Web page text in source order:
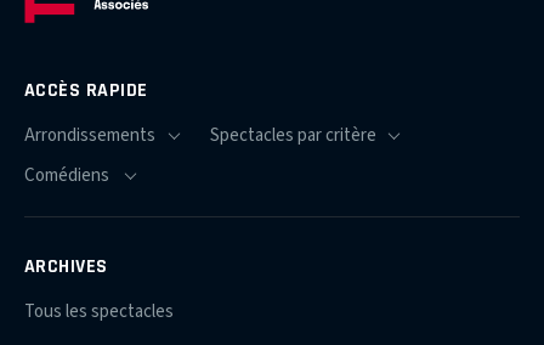
ACCÈS RAPIDE
ARCHIVES
Tous les spectacles